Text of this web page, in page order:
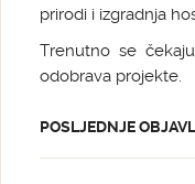
prirodi i izgradnja
Trenutno se
odobrava projekte.
POSLJEDNJE